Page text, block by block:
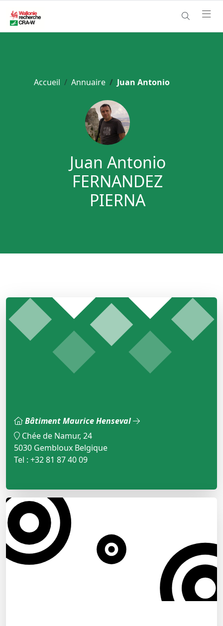
Accueil Annuaire Juan Antonio
Juan Antonio
FERNANDEZ
PIERNA
Bâtiment Maurice Henseval
Chée de Namur, 24
5030 Gembloux Belgique
Tel : +32 81 87 40 09